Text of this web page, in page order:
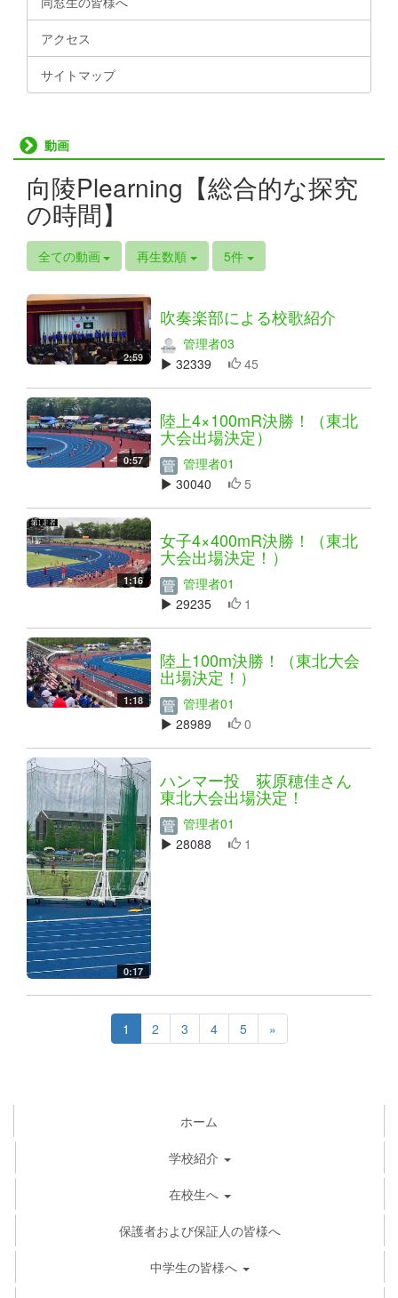
アクセス
サイトマップ
動画
向陵Plearning【総合的な探究
の時間】
全ての動画 再生数順 5件
2:59
吹奏楽部による校歌紹介
管理者03
32339
45
0:57
陸上4×100mR決勝！（東北
大会出場決定）
管理者01
30040
5
1:16
女子4×400mR決勝！（東北
大会出場決定！）
管理者01
29235
1
1:18
陸上100m決勝！（東北大会
出場決定！）
管理者01
28989
0
0:17
ハンマー投 荻原穂佳さん
東北大会出場決定！
管理者01
28088
1
1 2 3 4 5 »
ホーム
学校紹介
在校生へ
保護者および保証人の皆様へ
中学生の皆様へ